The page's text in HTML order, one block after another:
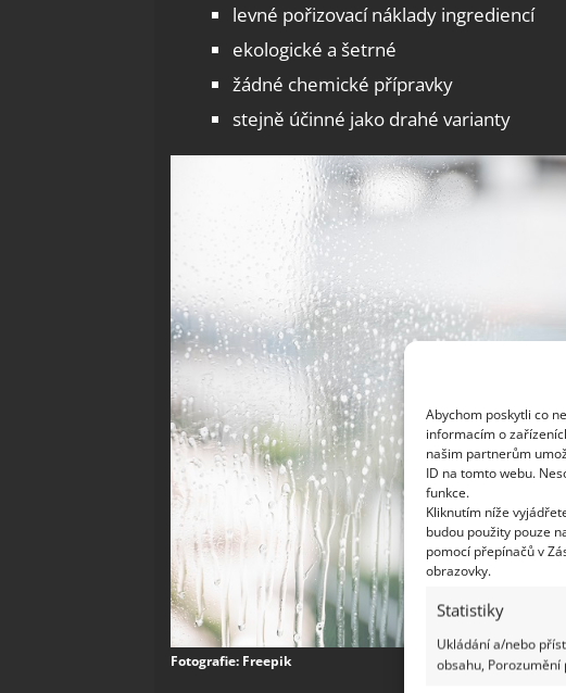
Abychom poskytli co
informacím o
našim partnerům
ID na tomto webu.
funkce.
Kliknutím níže
budou použity pouze
pomocí přepínačů v
obrazovky.
Statistiky
Ukládání a/nebo
obsahu,
levné pořizovací náklady ingrediencí
ekologické a šetrné
žádné chemické přípravky
stejně účinné jako drahé varianty
Fotografie: Freepik